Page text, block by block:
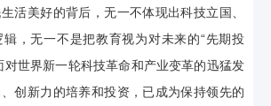
活美好的背后，无一不体现出科技立国、
，无一不是把教育视为对未来的“先期投
对世界新一轮科技革命和产业变革的迅猛发
创新力的培养和投资，已成为保持领先的